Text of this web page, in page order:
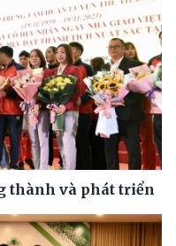
thành và phát triển